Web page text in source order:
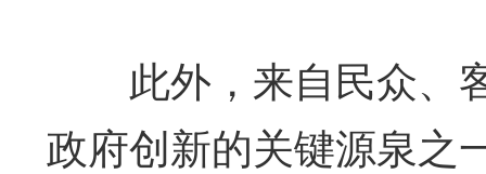
此外，来自民众、
政府创新的关键源泉之